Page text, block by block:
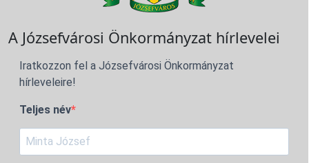
A Józsefvárosi Önkormányzat hírlevelei
Iratkozzon fel a Józsefvárosi Önkormányzat
hírleveleire!
Teljes név